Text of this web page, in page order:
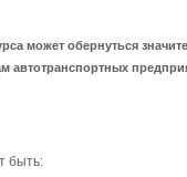
может обернуться
быть: